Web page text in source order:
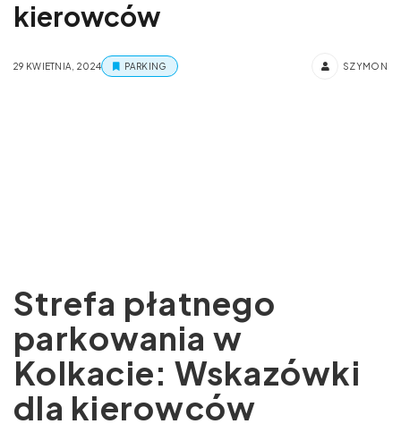
kierowców
29 KWIETNIA, 2024 PARKING SZYMON
Strefa płatnego
parkowania w
Kolkacie: Wskazówki
dla kierowców